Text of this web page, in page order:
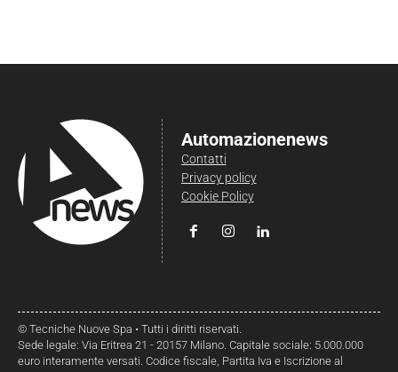
Automazionenews
Contatti
Privacy policy
Cookie Policy
© Tecniche Nuove Spa • Tutti i diritti riservati.
Sede legale: Via Eritrea 21 - 20157 Milano. Capitale sociale: 5.000.000
euro interamente versati. Codice fiscale, Partita Iva e Iscrizione al